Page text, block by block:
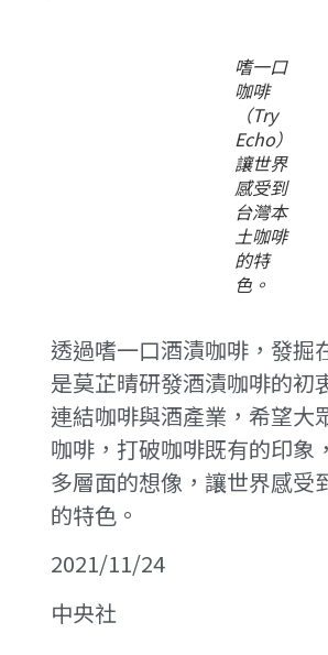
嗜一口
咖啡
（Try
Echo）
讓世界
感受到
台灣本
土咖啡
的特
色。
透過嗜一口酒漬咖啡，發掘
是莫芷晴研發酒漬咖啡的初
連結咖啡與酒產業，希望大
咖啡，打破咖啡既有的印象
多層面的想像，讓世界感受
的特色。
2021/11/24
中央社